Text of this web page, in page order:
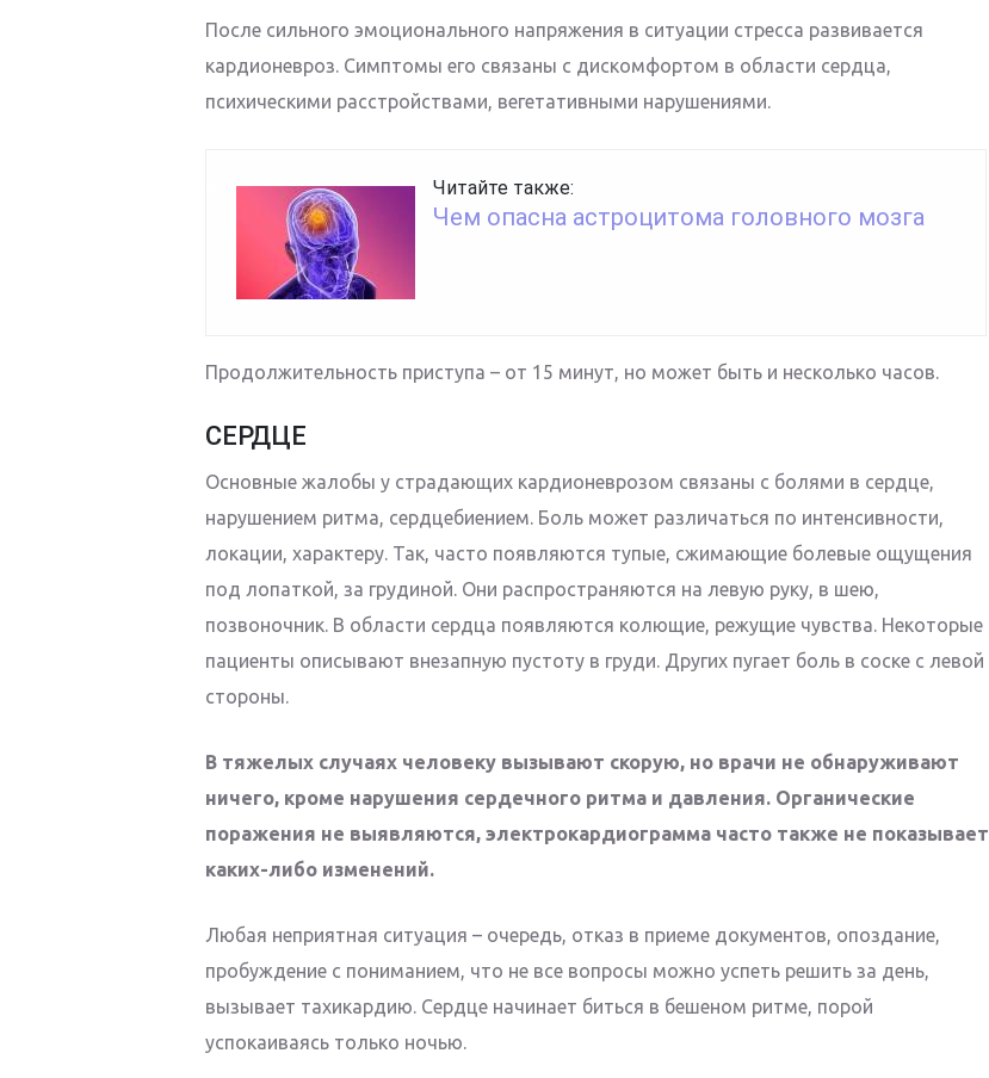
После сильного эмоционального напряжения в ситуации стресса развивается
кардионевроз. Симптомы его связаны с дискомфортом в области сердца,
психическими расстройствами, вегетативными нарушениями.
Читайте также:
Чем опасна астроцитома головного мозга
Продолжительность приступа – от 15 минут, но может быть и несколько часов.
СЕРДЦЕ
Основные жалобы у страдающих кардионеврозом связаны с болями в сердце,
нарушением ритма, сердцебиением. Боль может различаться по интенсивности,
локации, характеру. Так, часто появляются тупые, сжимающие болевые ощущения
под лопаткой, за грудиной. Они распространяются на левую руку, в шею,
позвоночник. В области сердца появляются колющие, режущие чувства. Некоторые
пациенты описывают внезапную пустоту в груди. Других пугает боль в соске с левой
стороны.
В тяжелых случаях человеку вызывают скорую, но врачи не обнаруживают
ничего, кроме нарушения сердечного ритма и давления. Органические
поражения не выявляются, электрокардиограмма часто также не показывает
каких-либо изменений.
Любая неприятная ситуация – очередь, отказ в приеме документов, опоздание,
пробуждение с пониманием, что не все вопросы можно успеть решить за день,
вызывает тахикардию. Сердце начинает биться в бешеном ритме, порой
успокаиваясь только ночью.